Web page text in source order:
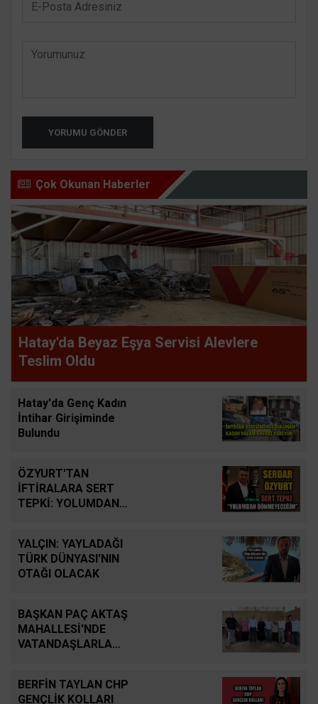
YORUMU GÖNDER
Çok Okunan Haberler
Hatay'da Beyaz Eşya Servisi Alevlere
Teslim Oldu
Hatay'da Genç Kadın
İntihar Girişiminde
Bulundu
ÖZYURT'TAN
İFTİRALARA SERT
TEPKİ: YOLUMDAN
YALÇIN: YAYLADAĞI
TÜRK DÜNYASI'NIN
OTAĞI OLACAK
BAŞKAN PAÇ AKTAŞ
MAHALLESİ'NDE
VATANDAŞLARLA
BERFİN TAYLAN CHP
GENÇLİK KOLLARI